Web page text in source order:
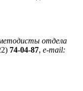
методисты отдела
74-04-87, e-mail: